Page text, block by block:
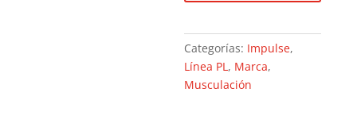
Categorías: Impulse,
Línea PL, Marca,
Musculación